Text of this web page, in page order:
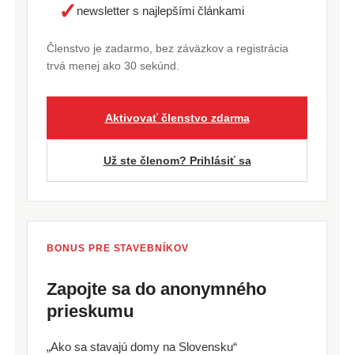
✓ newsletter s najlepšími článkami
Členstvo je zadarmo, bez záväzkov a registrácia
trvá menej ako 30 sekúnd.
Aktivovať členstvo zdarma
Už ste členom? Prihlásiť sa
BONUS PRE STAVEBNÍKOV
Zapojte sa do anonymného
prieskumu
„Ako sa stavajú domy na Slovensku“